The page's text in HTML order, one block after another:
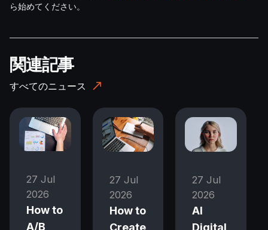
ら始めてください。
関連記事
すべてのニュース
27 Jul
2026
How to
A/B
27 Jul
2026
How to
Create
27 Jul
2026
AI
Digital